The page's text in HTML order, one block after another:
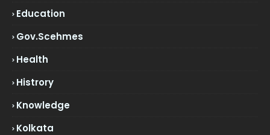
Education
Gov.scehmes
Health
Histrory
Knowledge
Kolkata